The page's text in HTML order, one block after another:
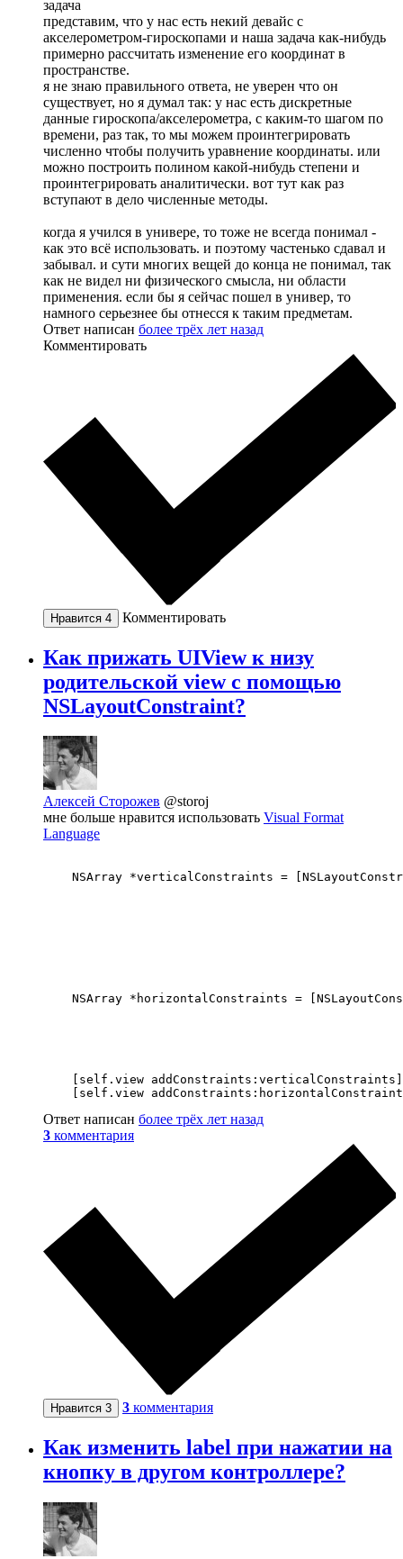
задача
представим, что у нас есть некий девайс с
акселерометром-гироскопами и наша задача как-нибудь
примерно рассчитать изменение его координат в
пространстве.
я не знаю правильного ответа, не уверен что он
существует, но я думал так: у нас есть дискретные
данные гироскопа/акселерометра, с каким-то шагом по
времени, раз так, то мы можем проинтегрировать
численно чтобы получить уравнение координаты. или
можно построить полином какой-нибудь степени и
проинтегрировать аналитически. вот тут как раз
вступают в дело численные методы.
когда я учился в универе, то тоже не всегда понимал -
как это всё использовать. и поэтому частенько сдавал и
забывал. и сути многих вещей до конца не понимал, так
как не видел ни физического смысла, ни области
применения. если бы я сейчас пошел в универ, то
намного серьезнее бы отнесся к таким предметам.
Ответ написан более трёх лет назад
Комментировать
Нравится 4 Комментировать
Как прижать UIView к низу
родительской view с помощью
NSLayoutConstraint?
Алексей Сторожев @storoj
мне больше нравится использовать Visual Format
Language
NSArray *verticalConstraints =
NSArray *horizontalConstraints =
[self.view
Ответ написан более трёх лет назад
3 комментария
Нравится 3 3 комментария
Как изменить label при нажатии на
кнопку в другом контроллере?